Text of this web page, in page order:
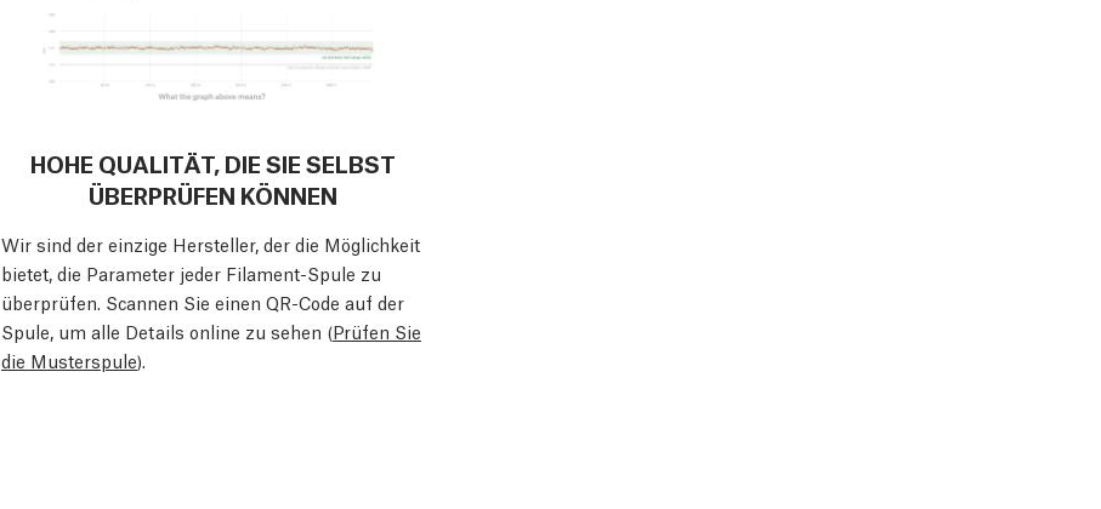
HOHE QUALITÄT, DIE SIE SELBST
ÜBERPRÜFEN KÖNNEN
Wir sind der einzige Hersteller, der die Möglichkeit
bietet, die Parameter jeder Filament-Spule zu
überprüfen. Scannen Sie einen QR-Code auf der
Spule, um alle Details online zu sehen (Prüfen Sie
die Musterspule).